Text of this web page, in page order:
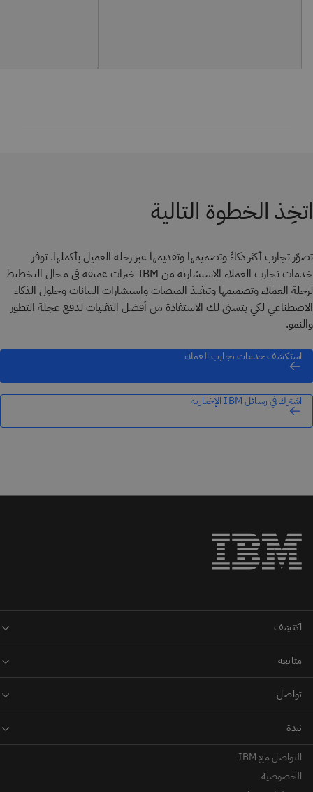
اتخِذ الخطوة التالية
تصوّر تجارب أكثر ذكاءً وتصميمها وتقديمها عبر رحلة العميل بأكملها. توفر
خدمات تجارب العملاء الاستشارية من IBM خبرات عميقة في مجال التخطيط
لرحلة العملاء وتصميمها وتنفيذ المنصات واستشارات البيانات وحلول الذكاء
الاصطناعي لكي يتسنى لك الاستفادة من أفضل التقنيات لدفع عجلة التطور
والنمو.
استكشف خدمات تجارب العملاء
اشترك في رسائل IBM الإخبارية
التواصل مع IBM
الخصوصية